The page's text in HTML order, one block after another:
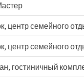
центр семейного
центр семейного
гостиничный